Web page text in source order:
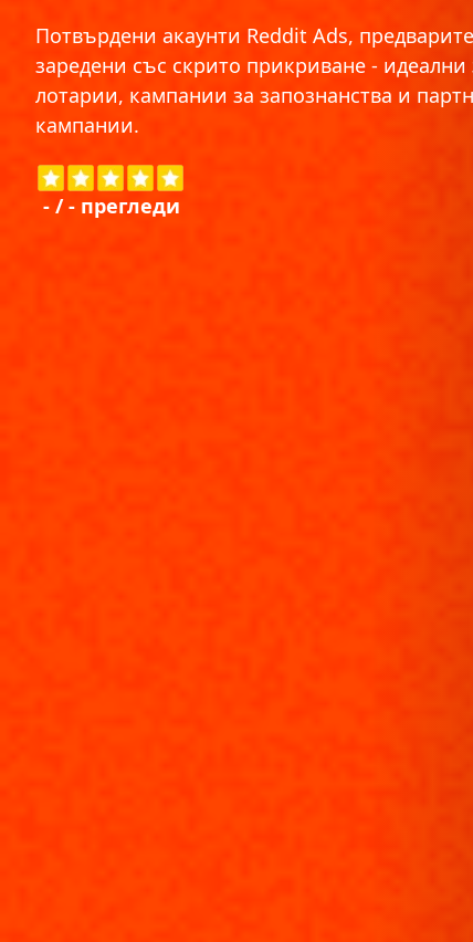
Потвърдени акаунти Reddit Ads,
заредени със скрито прикриване - идеални
лотарии, кампании за запознанства и
кампании.
-/-прегледи